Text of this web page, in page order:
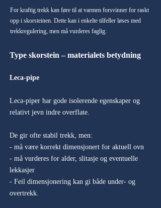
For kraftig trekk kan føre til at varmen forsvinner for raskt
opp i skorsteinen. Dette kan i enkelte tilfeller løses med
trekkregulering, men må vurderes faglig.
Type skorstein – materialets betydning
Leca-pipe
Leca-piper har gode isolerende egenskaper og
relativt jevn indre overflate.
De gir ofte stabil trekk, men:
- må være korrekt dimensjonert for aktuell ovn
- må vurderes for alder, slitasje og eventuelle
lekkasjer
- Feil dimensjonering kan gi både under- og
overtrekk.